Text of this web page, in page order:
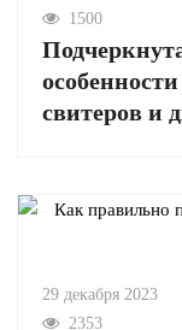
1500
свитеров и
29 декабря 2023
2353